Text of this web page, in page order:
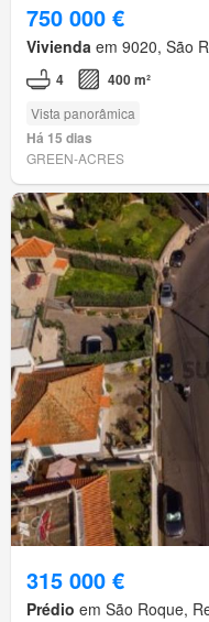
750 000 €
Vivienda em 9020, São
4 400 m²
Vista panorâmica
Há 15 dias
GREEN-ACRES
315 000 €
Prédio em São Roque,